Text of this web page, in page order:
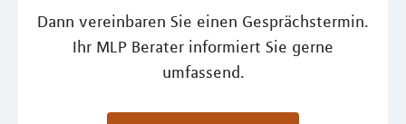
Dann vereinbaren Sie einen Gesprächstermin.
Ihr MLP Berater informiert Sie gerne
umfassend.